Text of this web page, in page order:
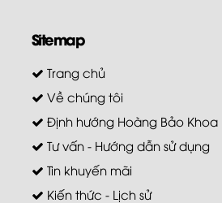
Sitemap
Trang chủ
Về chúng tôi
Định hướng Hoàng Bảo Khoa
Tư vấn - Hướng dẫn sử dụng
Tin khuyến mãi
Kiến thức - Lịch sử